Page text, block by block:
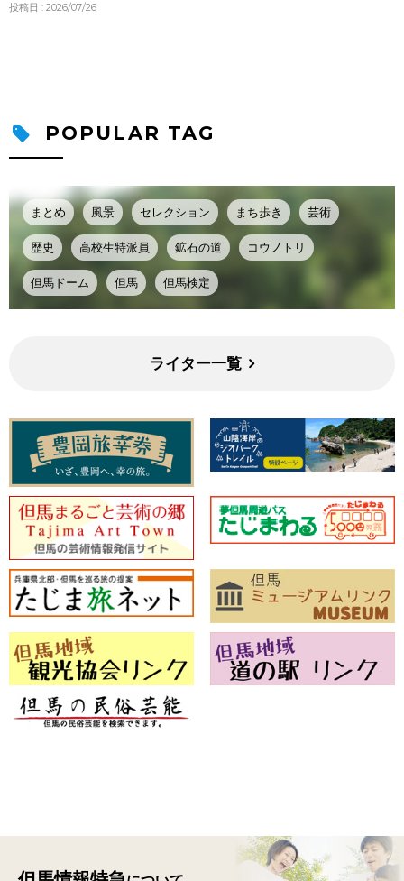
投稿日 : 2026/07/26
POPULAR TAG
まとめ 風景 セレクション まち歩き 芸術
歴史 高校生特派員 鉱石の道 コウノトリ
但馬ドーム 但馬 但馬検定
ライター一覧